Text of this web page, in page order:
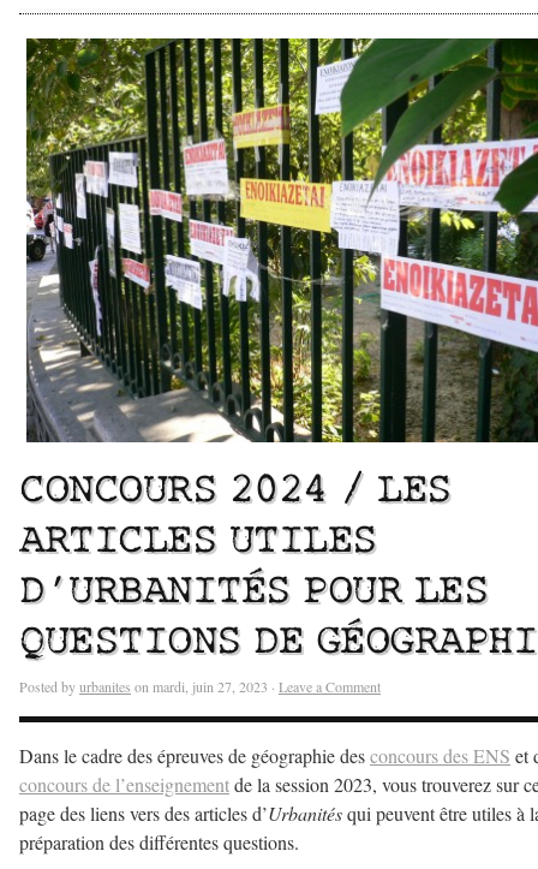
CONCOURS 2024 / LES
ARTICLES UTILES
D’URBANITÉS POUR LES
QUESTIONS DE
Posted byurbanites on mardi, juin 27, 2023 · Leave a Comment
Dans le cadre des épreuves de géographie desconcours des ENS et
concours de l’enseignementde la session 2023, vous trouverez sur
page des liens vers des articles d’Urbanitésqui peuvent être utiles à
préparation des différentes questions.